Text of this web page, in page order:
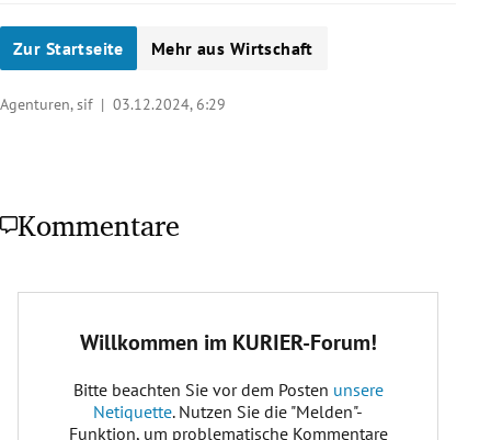
Zur Startseite Mehr aus Wirtschaft
Agenturen, sif | 03.12.2024, 6:29
Kommentare